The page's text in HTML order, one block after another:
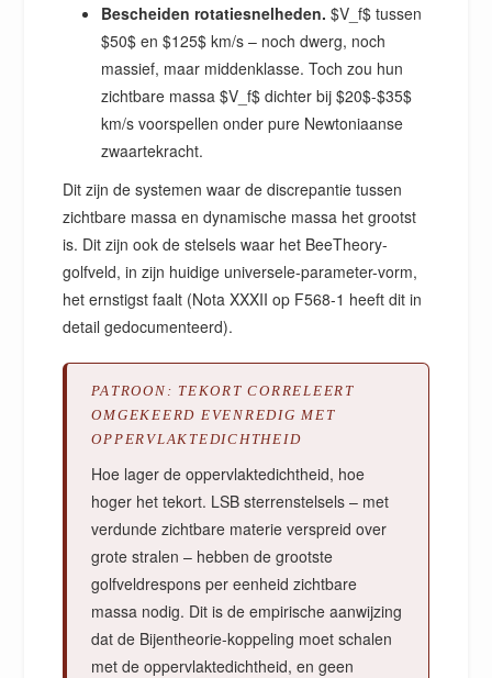
Bescheiden rotatiesnelheden. $V_f$ tussen
$50$ en $125$ km/s – noch dwerg, noch
massief, maar middenklasse. Toch zou hun
zichtbare massa $V_f$ dichter bij $20$-$35$
km/s voorspellen onder pure Newtoniaanse
zwaartekracht.
Dit zijn de systemen waar de discrepantie tussen
zichtbare massa en dynamische massa het grootst
is. Dit zijn ook de stelsels waar het BeeTheory-
golfveld, in zijn huidige universele-parameter-vorm,
het ernstigst faalt (Nota XXXII op F568-1 heeft dit in
detail gedocumenteerd).
PATROON: TEKORT CORRELEERT
OMGEKEERD EVENREDIG MET
OPPERVLAKTEDICHTHEID
Hoe lager de oppervlaktedichtheid, hoe
hoger het tekort. LSB sterrenstelsels – met
verdunde zichtbare materie verspreid over
grote stralen – hebben de grootste
golfveldrespons per eenheid zichtbare
massa nodig. Dit is de empirische aanwijzing
dat de Bijentheorie-koppeling moet schalen
met de oppervlaktedichtheid, en geen